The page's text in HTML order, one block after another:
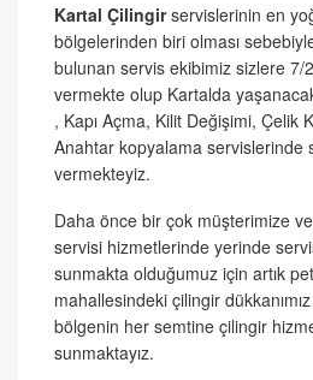
Kartal Çilingirservislerinin en
bölgelerinden biri olması
bulunan servis ekibimiz sizlere 7/
vermekte olup Kartalda
, Kapı Açma, Kilit Değişimi, Çelik
Anahtar kopyalama servislerinde
vermekteyiz.
Daha önce bir çok müşterimize
servisi hizmetlerinde yerinde
sunmakta olduğumuz için artık
mahallesindeki çilingir
bölgenin her semtine çilingir
sunmaktayız.